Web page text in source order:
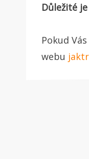
Důležité
Pokud
webu